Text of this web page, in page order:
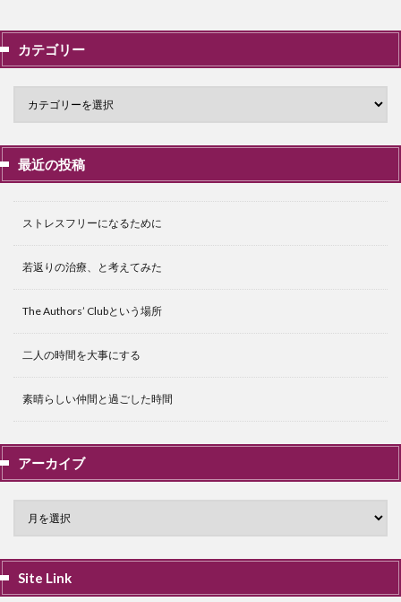
カテゴリー
最近の投稿
ストレスフリーになるために
若返りの治療、と考えてみた
The Authors’ Clubという場所
二人の時間を大事にする
素晴らしい仲間と過ごした時間
アーカイブ
Site Link